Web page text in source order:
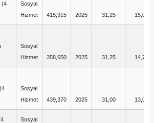
(4
Sosyal
Hizmet
415,915 2025 31,25 15,00
Sosyal
Hizmet
358,650 2025 31,25 14,75
Sosyal
Hizmet
439,370 2025 31,00 13,00
Sosyal